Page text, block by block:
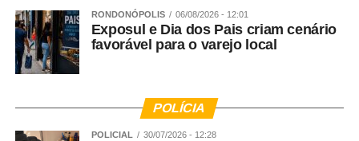
RONDONÓPOLIS 06/08/2026 - 12:01
Exposul e Dia dos Pais criam cenário
favorável para o varejo local
POLÍCIA
POLICIAL 30/07/2026 - 12:28